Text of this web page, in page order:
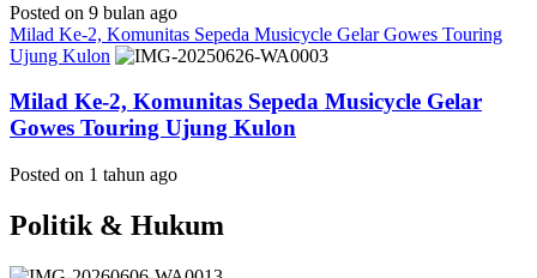
Posted on 9 bulan ago
Milad Ke-2, Komunitas Sepeda Musicycle Gelar Gowes Touring
Ujung Kulon
Milad Ke-2, Komunitas Sepeda Musicycle Gelar
Gowes Touring Ujung Kulon
Posted on 1 tahun ago
Politik & Hukum